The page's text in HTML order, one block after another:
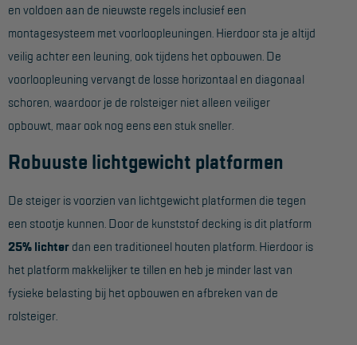
Telescoop hoogwerkers
Knikarmhoogwerkers
Masthoogwerkers
Autohoogwerkers
Project toepassingen
Laagbouw
Hoogbouw
en voldoen aan de nieuwste regels inclusief een
montagesysteem met voorloopleuningen. Hierdoor sta je altijd
veilig achter een leuning, ook tijdens het opbouwen. De
voorloopleuning vervangt de losse horizontaal en diagonaal
schoren, waardoor je de rolsteiger niet alleen veiliger
opbouwt, maar ook nog eens een stuk sneller.
Robuuste lichtgewicht platformen
De steiger is voorzien van lichtgewicht platformen die tegen
een stootje kunnen. Door de kunststof decking is dit platform
25% lichter dan een traditioneel houten platform. Hierdoor is
het platform makkelijker te tillen en heb je minder last van
fysieke belasting bij het opbouwen en afbreken van de
rolsteiger.